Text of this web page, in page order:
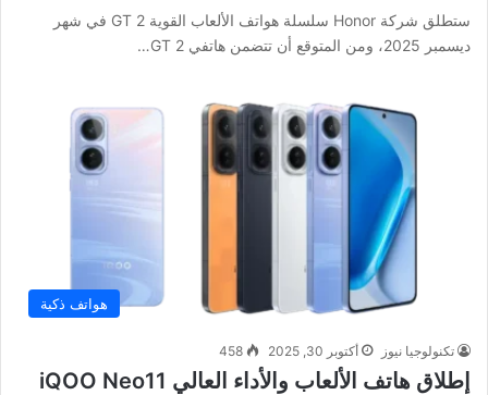
ستطلق شركة Honor سلسلة هواتف الألعاب القوية GT 2 في شهر
ديسمبر 2025، ومن المتوقع أن تتضمن هاتفي GT 2…
هواتف ذكية
تكنولوجيا نيوز أكتوبر 30, 2025 458
إطلاق هاتف الألعاب والأداء العالي iQOO Neo11